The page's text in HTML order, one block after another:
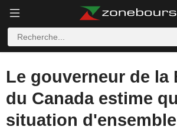
Le gouverneur de la
du Canada estime
situation